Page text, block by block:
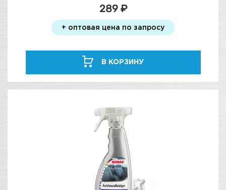
289 ₽
+ оптовая цена по запросу
В КОРЗИНУ